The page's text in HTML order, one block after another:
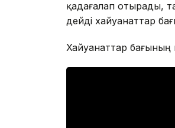
қадағалап отырады,
дейді хайуанаттар
Хайуанаттар